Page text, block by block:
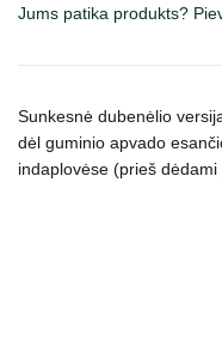
neslystantis,
daudzums
Jums patika produkts?
Sunkesnė dubenėlio
dėl guminio apvado
indaplovėse (prieš